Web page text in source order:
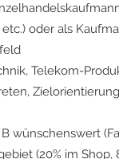
oder als
Telekom-
wünschenswert
(20% im Shop,